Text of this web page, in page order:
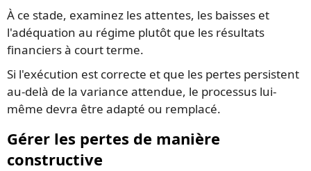
À ce stade, examinez les attentes, les baisses et
l'adéquation au régime plutôt que les résultats
financiers à court terme.
Si l'exécution est correcte et que les pertes persistent
au-delà de la variance attendue, le processus lui-
même devra être adapté ou remplacé.
Gérer les pertes de manière
constructive